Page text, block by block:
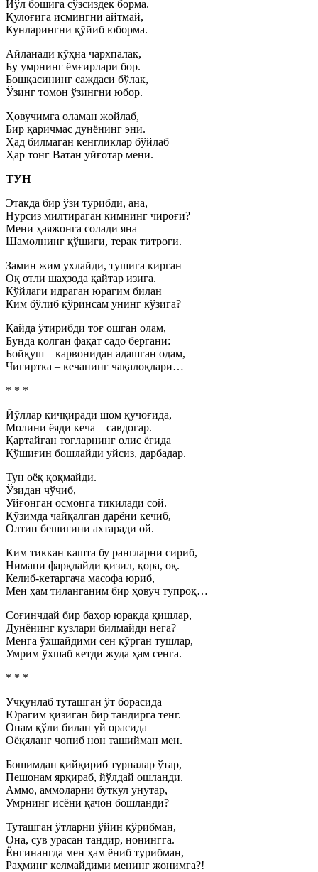
Йўл бошига сўзсиздек борма.
Қулоғига исмингни айтмай,
Кунларингни қўйиб юборма.
Айланади кўҳна чархпалак,
Бу умрнинг ёмғирлари бор.
Бошқасининг саждаси бўлак,
Ўзинг томон ўзингни юбор.
Ҳовучимга оламан жойлаб,
Бир қаричмас дунёнинг эни.
Ҳад билмаган кенгликлар бўйлаб
Ҳар тонг Ватан уйғотар мени.
ТУН
Этакда бир ўзи турибди, ана,
Нурсиз милтираган кимнинг чироғи?
Мени ҳаяжонга солади яна
Шамолнинг қўшиғи, терак титроғи.
Замин жим ухлайди, тушига кирган
Оқ отли шаҳзода қайтар изига.
Кўйлаги идраган юрагим билан
Ким бўлиб кўринсам унинг кўзига?
Қайда ўтирибди тоғ ошган олам,
Бунда қолган фақат садо бергани:
Бойқуш – карвонидан адашган одам,
Чигиртка – кечанинг чақалоқлари…
* * *
Йўллар қичқиради шом қучоғида,
Молини ёяди кеча – савдогар.
Қартайган тоғларнинг олис ёғида
Қўшиғин бошлайди уйсиз, дарбадар.
Тун оёқ қоқмайди.
Ўзидан чўчиб,
Уйғонган осмонга тикилади сой.
Кўзимда чайқалган дарёни кечиб,
Олтин бешигини ахтаради ой.
Ким тиккан кашта бу рангларни сириб,
Нимани фарқлайди қизил, қора, оқ.
Келиб-кетаргача масофа юриб,
Мен ҳам тиланганим бир ҳовуч тупроқ…
Соғинчдай бир баҳор юракда қишлар,
Дунёнинг кузлари билмайди нега?
Менга ўхшайдими сен кўрган тушлар,
Умрим ўхшаб кетди жуда ҳам сенга.
* * *
Учқунлаб туташган ўт борасида
Юрагим қизиган бир тандирга тенг.
Онам қўли билан уй орасида
Оёқяланг чопиб нон ташийман мен.
Бошимдан қийқириб турналар ўтар,
Пешонам ярқираб, йўлдай ошланди.
Аммо, аммоларни буткул унутар,
Умрнинг исёни қачон бошланди?
Туташган ўтларни ўйин кўрибман,
Она, сув урасан тандир, нонингга.
Ёнгинангда мен ҳам ёниб турибман,
Раҳминг келмайдими менинг жонимга?!